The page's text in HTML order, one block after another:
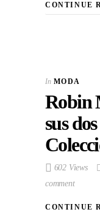
CONTINUE
In MODA
Robin
sus
602 Views
comment
CONTINUE